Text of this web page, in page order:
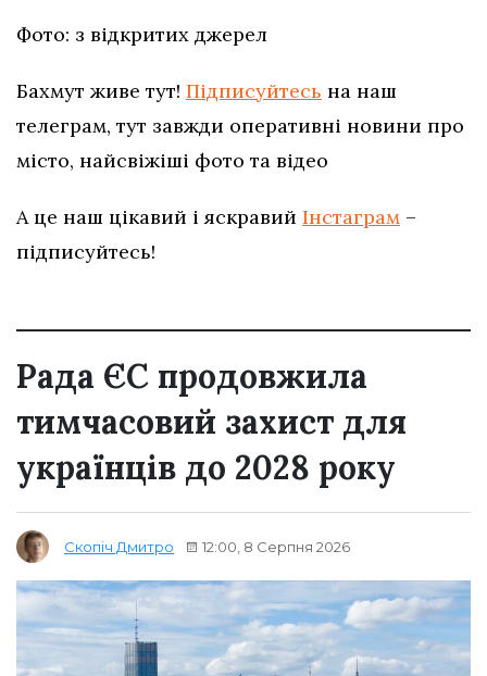
Фото: з відкритих джерел
Бахмут живе тут! Підписуйтесь на наш
телеграм, тут завжди оперативні новини про
місто, найсвіжіші фото та відео
А це наш цікавий і яскравий Інстаграм –
підписуйтесь!
Рада ЄС продовжила
тимчасовий захист для
українців до 2028 року
Скопіч Дмитро 12:00, 8 Серпня 2026